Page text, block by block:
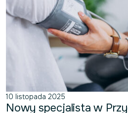
10 listopada 2025
Nowy specjalista w